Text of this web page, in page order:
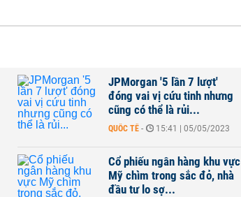
JPMorgan '5 lần 7 lượt'
đóng vai vị cứu tinh nhưng
cũng có thể là rủi...
QUỐC TẾ - 15:41 | 05/05/2023
Cổ phiếu ngân hàng khu vực
Mỹ chìm trong sắc đỏ, nhà
đầu tư lo sợ...